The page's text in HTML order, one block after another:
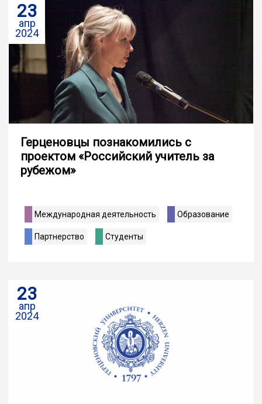
23
апр
2024
Герценовцы познакомились с
проектом «Российский учитель за
рубежом»
Международная деятельность Образование
Партнерство Студенты
23
апр
2024